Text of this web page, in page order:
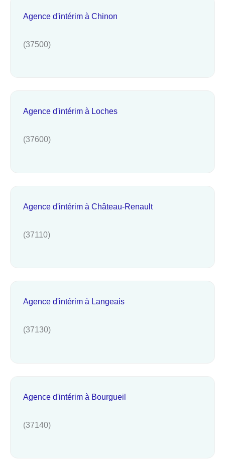
Agence d'intérim à Chinon
(37500)
Agence d'intérim à Loches
(37600)
Agence d'intérim à Château-Renault
(37110)
Agence d'intérim à Langeais
(37130)
Agence d'intérim à Bourgueil
(37140)